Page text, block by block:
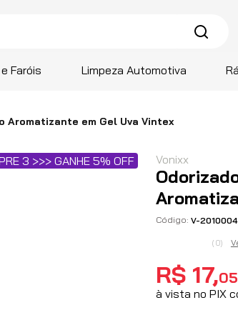
Faróis Limpeza Automotiva
Aromatizante em Gel Uva Vintex
3 >>> GANHE 5% OFF Vonixx
V-2010004
( 0)
R$ 17,05
à vista no PIX